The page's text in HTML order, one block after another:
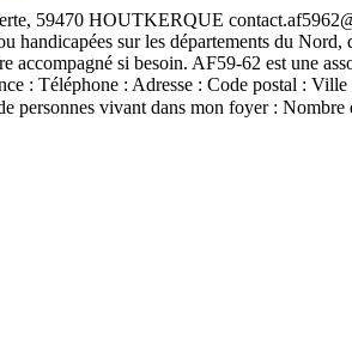
HOUTKERQUE
sur les départements du
si besoin. AF59-62 est une
Téléphone : Adresse : Code postal : Ville
vivant dans mon foyer :